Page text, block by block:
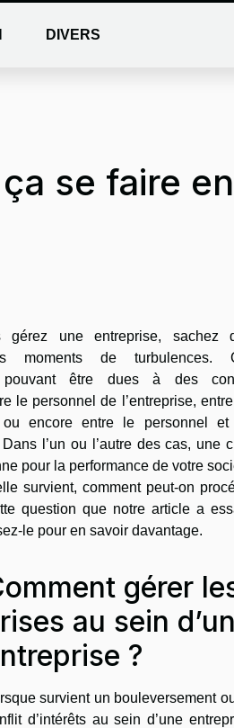
DIVERS
se faire
gérez une entreprise, sachez
moments de turbulences.
pouvant être dues à des
le personnel de l’entreprise,
ou encore entre le personnel
l’un ou l’autre des cas, une
pour la performance de votre
survient, comment peut-on
question que notre article a
le pour en savoir davantage.
gérer
au sein
?
survient un bouleversement
d’intérêts au sein d’une